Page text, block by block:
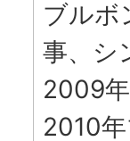
ブルボ
事、シ
2009
2010